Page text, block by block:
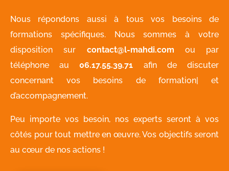
Nous répondons aussi à tous vos besoins de
formations spécifiques. Nous sommes à votre
disposition sur contact@l-mahdi.com ou par
téléphone au06.17.55.39.71 afin de discuter
concernant vos besoins de formation| et
d’accompagnement.
Peu importe vos besoin, nos experts seront à vos
côtés pour tout mettre en œuvre. Vos objectifs seront
au cœur de nos actions !